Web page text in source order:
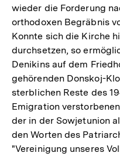
wieder die Forderung
orthodoxen Begräbnis
Konnte sich die Kirche
durchsetzen, so
Denikins auf dem
gehörenden Donskoj-
sterblichen Reste des
Emigration
der in der Sowjetunion
den Worten des
"Vereinigung unseres